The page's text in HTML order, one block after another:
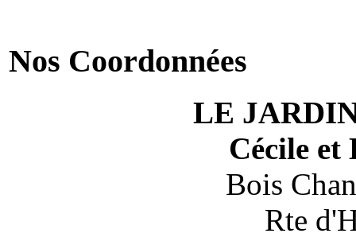
Nos Coordonnées
LE
Cécile
Bois
Rte